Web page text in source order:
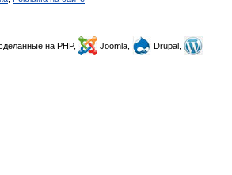
сделанные на PHP, Joomla,
Drupal,